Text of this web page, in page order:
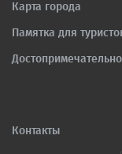
Карта города
Памятка для
Контакты